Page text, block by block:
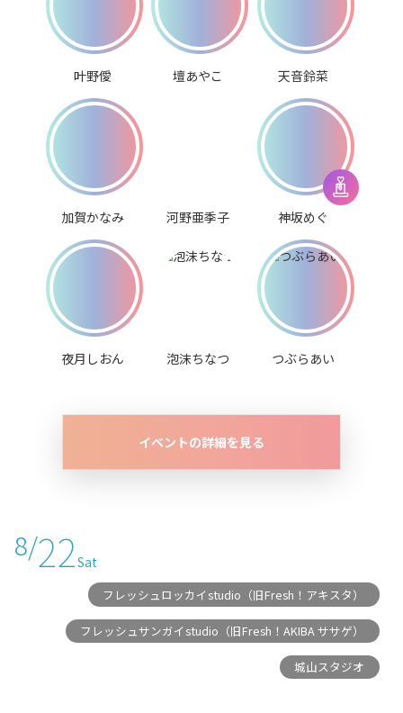
叶野僾 壇あやこ 天音鈴菜
加賀かなみ 河野亜季子 神坂めぐ
夜月しおん 泡沫ちなつ つぶらあい
イベントの詳細を見る
8/22Sat
フレッシュロッカイstudio（旧Fresh！アキスタ）
フレッシュサンガイstudio（旧Fresh！AKIBA ササゲ）
城山スタジオ